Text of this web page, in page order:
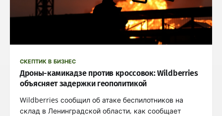
СКЕПТИК В БИЗНЕС
Дроны-камикадзе против кроссовок: Wildberries
объясняет задержки геополитикой
Wildberries сообщил об атаке беспилотников на
склад в Ленинградской области, как сообщает